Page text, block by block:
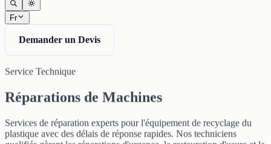
Fr
Demander un Devis
Service Technique
Réparations de Machines
Services de réparation experts pour l'équipement de recyclage du
plastique avec des délais de réponse rapides. Nos techniciens